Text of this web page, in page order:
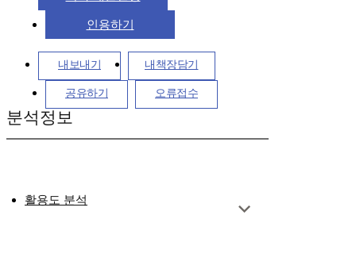
인용하기
내보내기 내책장담기
공유하기 오류접수
분석정보
활용도 분석